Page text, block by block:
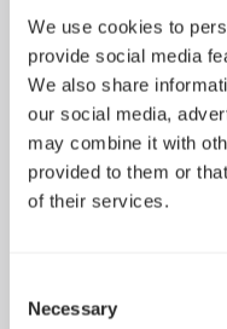
We use cookies to
provide social media
We also share
our social media,
may combine it with
provided to them or
of their services.
Selection
Necessary